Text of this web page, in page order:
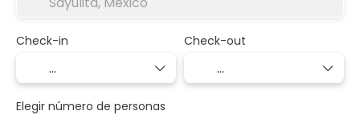
Check-in Check-out
Elegir número de personas